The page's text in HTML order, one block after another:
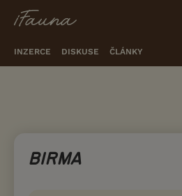
INZERCE DISKUSE ČLÁNKY
BIRMA